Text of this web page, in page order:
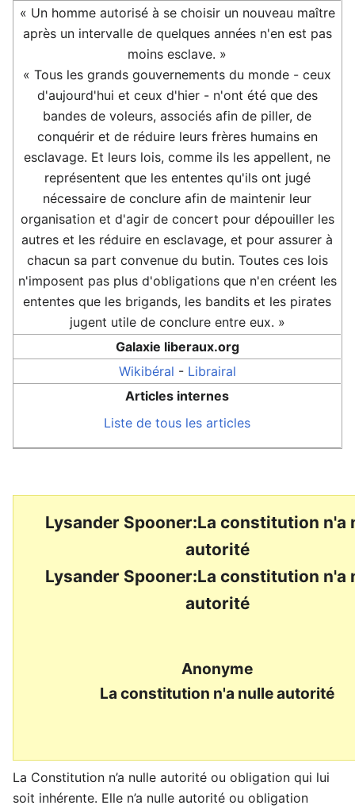
« Un homme autorisé à se choisir un nouveau maître
après un intervalle de quelques années n'en est pas
moins esclave. »
« Tous les grands gouvernements du monde - ceux
d'aujourd'hui et ceux d'hier - n'ont été que des
bandes de voleurs, associés afin de piller, de
conquérir et de réduire leurs frères humains en
esclavage. Et leurs lois, comme ils les appellent, ne
représentent que les ententes qu'ils ont jugé
nécessaire de conclure afin de maintenir leur
organisation et d'agir de concert pour dépouiller les
autres et les réduire en esclavage, et pour assurer à
chacun sa part convenue du butin. Toutes ces lois
n'imposent pas plus d'obligations que n'en créent les
ententes que les brigands, les bandits et les pirates
jugent utile de conclure entre eux. »
Galaxie liberaux.org
Wikibéral - Librairal
Articles internes
Liste de tous les articles
Lysander Spooner:La constitution n'a
autorité
Lysander Spooner:La constitution n'a
autorité
Anonyme
La constitution n'a nulle autorité
La Constitution n’a nulle autorité ou obligation qui lui
soit inhérente. Elle n’a nulle autorité ou obligation